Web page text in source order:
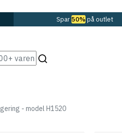
Spar50% på outlet
- model H1520